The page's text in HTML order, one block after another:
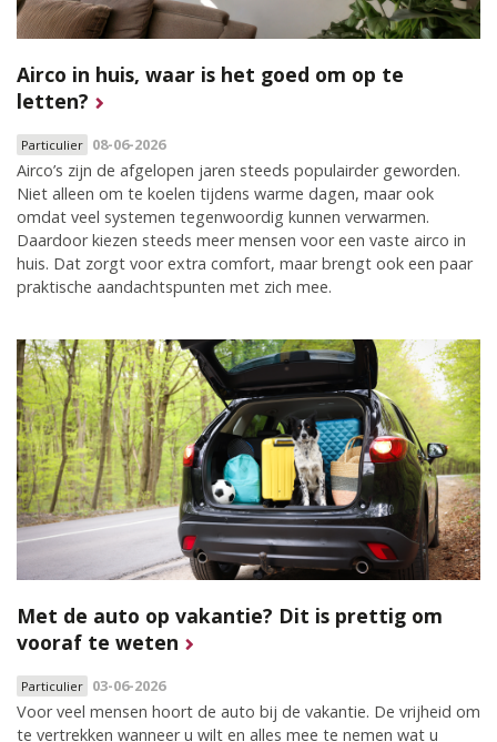
Airco in huis, waar is het goed om op te
letten?
Particulier 08-06-2026
Airco’s zijn de afgelopen jaren steeds populairder geworden.
Niet alleen om te koelen tijdens warme dagen, maar ook
omdat veel systemen tegenwoordig kunnen verwarmen.
Daardoor kiezen steeds meer mensen voor een vaste airco in
huis. Dat zorgt voor extra comfort, maar brengt ook een paar
praktische aandachtspunten met zich mee.
Met de auto op vakantie? Dit is prettig om
vooraf te weten
Particulier 03-06-2026
Voor veel mensen hoort de auto bij de vakantie. De vrijheid om
te vertrekken wanneer u wilt en alles mee te nemen wat u